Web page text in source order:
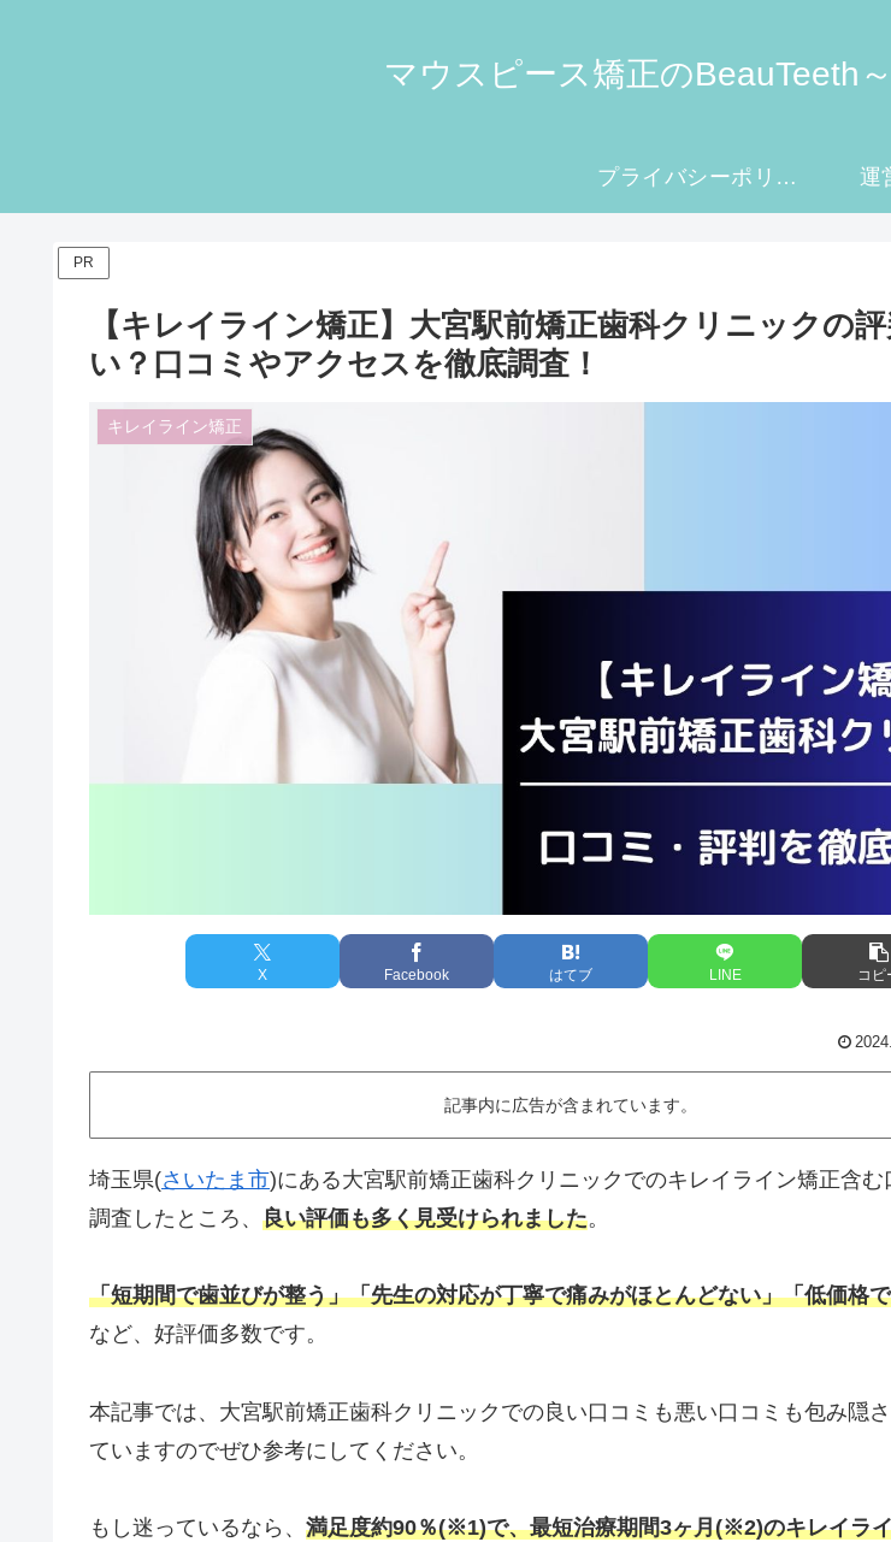
マウスピース矯正のBeauTeeth
プライバシーポリシー・免責事項 運
PR
【キレイライン矯正】大宮駅前矯正歯科クリニックの
い？口コミやアクセスを徹底調査！
キレイライン矯正
X Facebook はてブ LINE コピ
記事内に広告が含まれています。
埼玉県(さいたま市)にある大宮駅前矯正歯科クリニックでのキレイライン矯正含む
調査したところ、 良い評価も多く見受けられました。
「短期間で歯並びが整う」「先生の対応が丁寧で痛みがほとんどない」「低価格
など、好評価多数です。
本記事では、大宮駅前矯正歯科クリニックでの良い口コミも悪い口コミも包み隠
ていますのでぜひ参考にしてください。
もし迷っているなら、 満足度約90％(※1)で、最短治療期間3ヶ月(※2)のキレイラ